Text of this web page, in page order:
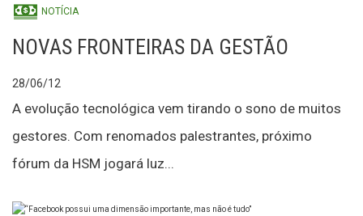
NOTÍCIA
NOVAS FRONTEIRAS DA GESTÃO
28/06/12
A evolução tecnológica vem tirando o sono de muitos
gestores. Com renomados palestrantes, próximo
fórum da HSM jogará luz...